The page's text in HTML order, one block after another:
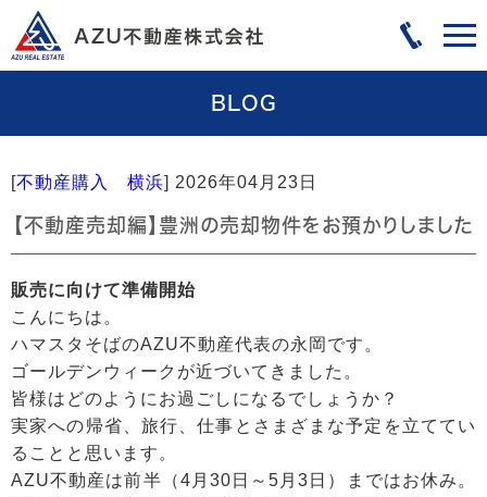
BLOG
[不動産購入 横浜] 2026年04月23日
【不動産売却編】豊洲の売却物件をお預かりしました
販売に向けて準備開始
こんにちは。
ハマスタそばのAZU不動産代表の永岡です。
ゴールデンウィークが近づいてきました。
皆様はどのようにお過ごしになるでしょうか？
実家への帰省、旅行、仕事とさまざまな予定を立ててい
ることと思います。
AZU不動産は前半（4月30日～5月3日）まではお休み。